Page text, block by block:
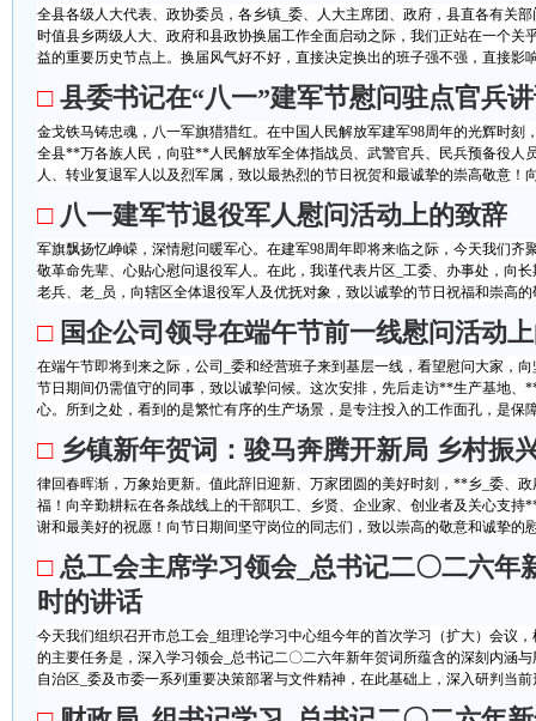
全县各级人大代表、政协委员，各乡镇_委、人大主席团、政府，县直各有关
时值县乡两级人大、政府和县政协换届工作全面启动之际，我们正站在一个关
益的重要历史节点上。换届风气好不好，直接决定换出的班子强不强，直接影
□ 县委书记在“八一”建军节慰问驻点官兵
金戈铁马铸忠魂，八一军旗猎猎红。在中国人民解放军建军98周年的光辉时
全县**万各族人民，向驻**人民解放军全体指战员、武警官兵、民兵预备役人
人、转业复退军人以及烈军属，致以最热烈的节日祝贺和最诚挚的崇高敬意！
□ 八一建军节退役军人慰问活动上的致辞
军旗飘扬忆峥嵘，深情慰问暖军心。在建军98周年即将来临之际，今天我们齐
敬革命先辈、心贴心慰问退役军人。在此，我谨代表片区_工委、办事处，向
老兵、老_员，向辖区全体退役军人及优抚对象，致以诚挚的节日祝福和崇高
□ 国企公司领导在端午节前一线慰问活动
在端午节即将到来之际，公司_委和经营班子来到基层一线，看望慰问大家，
节日期间仍需值守的同事，致以诚挚问候。这次安排，先后走访**生产基地
心。所到之处，看到的是繁忙有序的生产场景，是专注投入的工作面孔，是保
□ 乡镇新年贺词：骏马奔腾开新局 乡村振
律回春晖渐，万象始更新。值此辞旧迎新、万家团圆的美好时刻，**乡_委、
福！向辛勤耕耘在各条战线上的干部职工、乡贤、企业家、创业者及关心支持
谢和最美好的祝愿！向节日期间坚守岗位的同志们，致以崇高的敬意和诚挚的
□ 总工会主席学习领会_总书记二〇二六年
时的讲话
今天我们组织召开市总工会_组理论学习中心组今年的首次学习（扩大）会议
的主要任务是，深入学习领会_总书记二〇二六年新年贺词所蕴含的深刻内涵
自治区_委及市委一系列重要决策部署与文件精神，在此基础上，深入研判当